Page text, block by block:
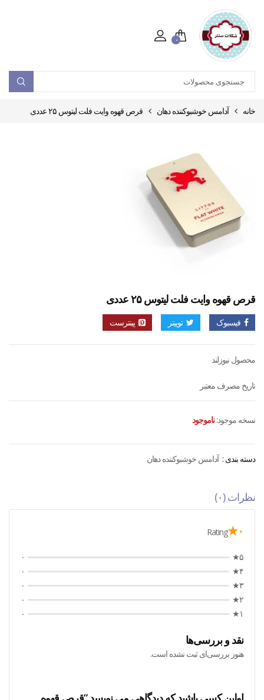
۰
خانه آدامس خوشبوکننده دهان قرص قهوه وایت فلت لیتوس ۲۵ عددی
قرص قهوه وایت فلت لیتوس ۲۵ عددی
فیسبوک توییتر پینترست
محصول نیوزلند
تاریخ مصرف معتبر
نسخه موجود: ناموجود
دسته بندی : آدامس خوشبوکننده دهان
نظرات (۰)
۰★ Rating
۵★
۰
۴★
۰
۳★
۰
۲★
۰
۱★
۰
نقد و بررسی‌ها
هنوز بررسی‌ای ثبت نشده است.